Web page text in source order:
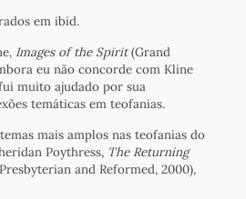
em ibid.
Images of the Spirit(Grand
eu não concorde com Kline
muito ajudado por sua
temáticas em teofanias.
mais amplos nas teofanias do
Poythress, The Returning
and Reformed, 2000),